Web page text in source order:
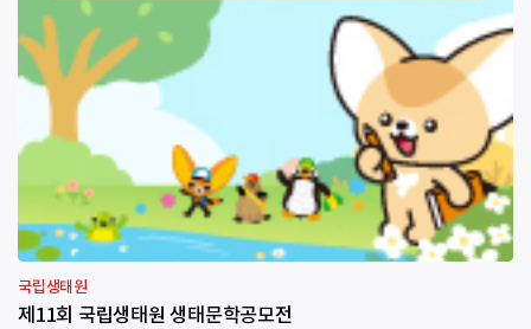
국립생태원
제11회 국립생태원 생태문학공모전